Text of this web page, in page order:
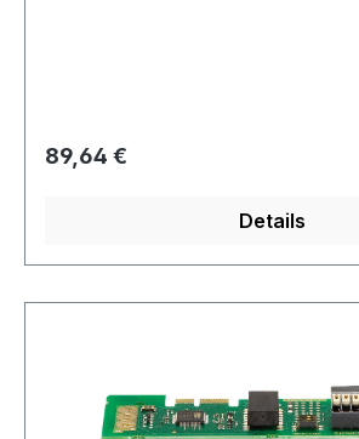
Regulärer Preis:
89,64 €
Details